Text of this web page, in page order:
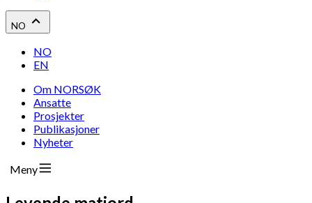
NO
NO
EN
Om NORSØK
Ansatte
Prosjekter
Publikasjoner
Nyheter
Meny